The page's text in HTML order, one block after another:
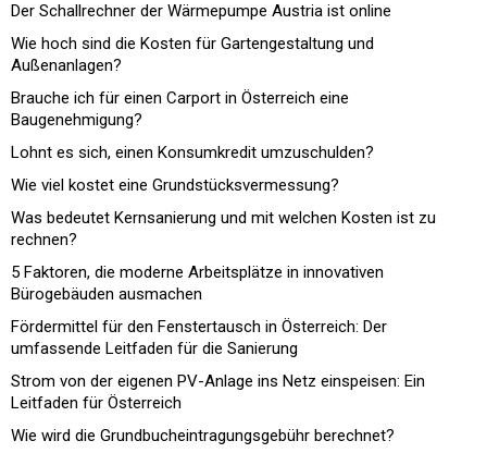
Der Schallrechner der Wärmepumpe Austria ist online
Wie hoch sind die Kosten für Gartengestaltung und
Außenanlagen?
Brauche ich für einen Carport in Österreich eine
Baugenehmigung?
Lohnt es sich, einen Konsumkredit umzuschulden?
Wie viel kostet eine Grundstücksvermessung?
Was bedeutet Kernsanierung und mit welchen Kosten ist zu
rechnen?
5 Faktoren, die moderne Arbeitsplätze in innovativen
Bürogebäuden ausmachen
Fördermittel für den Fenstertausch in Österreich: Der
umfassende Leitfaden für die Sanierung
Strom von der eigenen PV-Anlage ins Netz einspeisen: Ein
Leitfaden für Österreich
Wie wird die Grundbucheintragungsgebühr berechnet?